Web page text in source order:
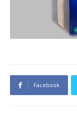
Facebook